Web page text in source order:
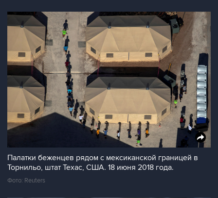
Палатки беженцев рядом с мексиканской границей в
Торнильо, штат Техас, США. 18 июня 2018 года.
Фото: Reuters